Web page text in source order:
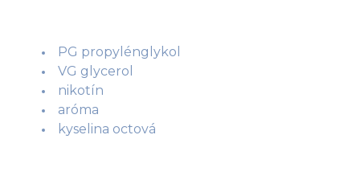
PG propylénglykol
VG glycerol
nikotín
aróma
kyselina octová